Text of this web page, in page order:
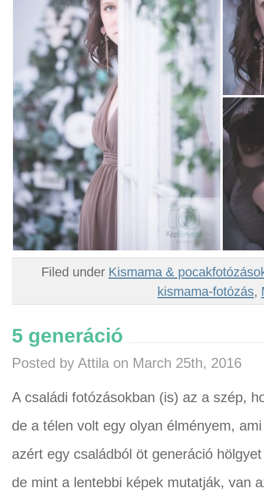
Filed under Kismama &
kismama-fotózás,
5 generáció
Posted by Attila on March 25th, 2016
A családi fotózásokban (is) az a szép,
de a télen volt egy olyan élményem,
azért egy családból öt generáció
de mint a lentebbi képek mutatják, van